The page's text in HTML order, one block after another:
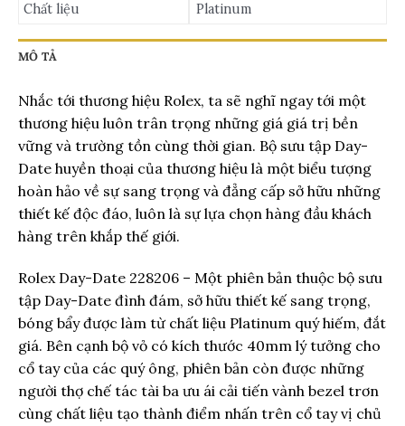
MÔ TẢ
Nhắc tới thương hiệu Rolex, ta sẽ nghĩ ngay tới một
thương hiệu luôn trân trọng những giá giá trị bền
vững và trường tồn cùng thời gian. Bộ sưu tập Day-
Date huyền thoại của thương hiệu là một biểu tượng
hoàn hảo về sự sang trọng và đẳng cấp sở hữu những
thiết kế độc đáo, luôn là sự lựa chọn hàng đầu khách
hàng trên khắp thế giới.
Rolex Day-Date 228206 – Một phiên bản thuộc bộ sưu
tập Day-Date đình đám, sở hữu thiết kế sang trọng,
bóng bẩy được làm từ chất liệu Platinum quý hiếm, đắt
giá. Bên cạnh bộ vỏ có kích thước 40mm lý tưởng cho
cổ tay của các quý ông, phiên bản còn được những
người thợ chế tác tài ba ưu ái cải tiến vành bezel trơn
cùng chất liệu tạo thành điểm nhấn trên cổ tay vị chủ
Chất liệu
Platinum